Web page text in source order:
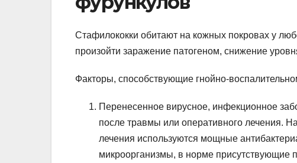
Стафилококки обитают на кожных покровах у
произойти заражение патогеном, снижение
Факторы, способствующие гнойно-
Перенесенное вирусное, инфекционное
после травмы или оперативного лечения.
лечения используются мощные
микроорганизмы, в норме присутствующие